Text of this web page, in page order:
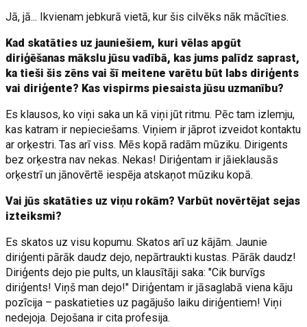
Jā, jā... Ikvienam jebkurā vietā, kur šis cilvēks nāk mācīties.
Kad skatāties uz jauniešiem, kuri vēlas apgūt
diriģēšanas mākslu jūsu vadībā, kas jums palīdz saprast,
ka tieši šis zēns vai šī meitene varētu būt labs diriģents
vai diriģente? Kas vispirms piesaista jūsu uzmanību?
Es klausos, ko viņi saka un kā viņi jūt ritmu. Pēc tam izlemju,
kas katram ir nepieciešams. Viņiem ir jāprot izveidot kontaktu
ar orķestri. Tas arī viss. Mēs kopā radām mūziku. Dirigents
bez orķestra nav nekas. Nekas! Diriģentam ir jāieklausās
orķestrī un jānovērtē iespēja atskaņot mūziku kopā.
Vai jūs skatāties uz viņu rokām? Varbūt novērtējat sejas
izteiksmi?
Es skatos uz visu kopumu. Skatos arī uz kājām. Jaunie
diriģenti pārāk daudz dejo, nepārtraukti kustas. Pārāk daudz!
Diriģents dejo pie pults, un klausītāji saka: "Cik burvīgs
diriģents! Viņš man dejo!" Diriģentam ir jāsaglabā viena kāju
pozīcija – paskatieties uz pagājušo laiku diriģentiem! Viņi
nedejoja. Dejošana ir cita profesija.